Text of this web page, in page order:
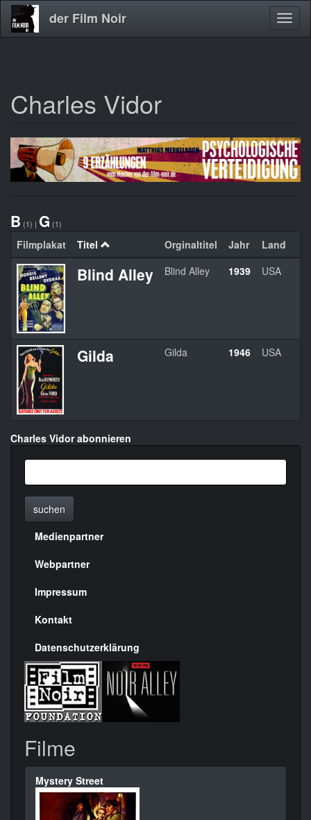
Direkt
zum
der Film Noir
Charles Vidor
B (1) | G (1)
Filmplakat Titel Orginaltitel Jahr Land
Blind Alley Blind Alley 1939 USA
Gilda Gilda 1946 USA
Charles Vidor abonnieren
suchen
Menülinks
rechte
Seite
Medienpartner
Webpartner
Impressum
Kontakt
Datenschutzerklärung
Filme
Mystery Street